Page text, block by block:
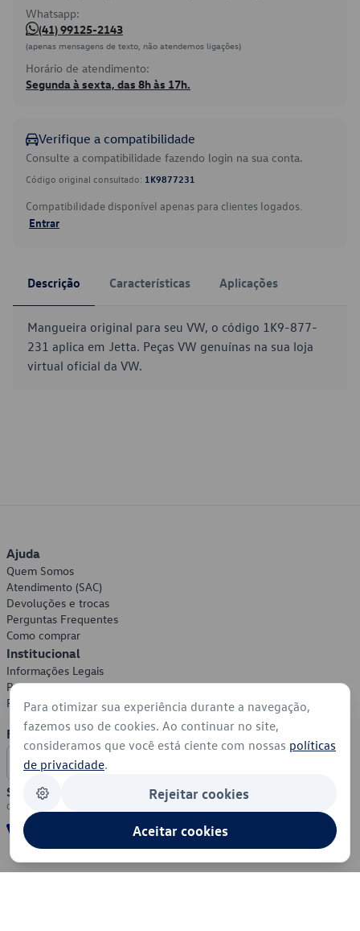
Whatsapp:
(41) 99125-2143
(apenas mensagens de texto, não atendemos ligações)
Horário de atendimento:
Segunda à sexta, das 8h às 17h.
Verifique a compatibilidade
Consulte a compatibilidade fazendo login na sua conta.
Código original consultado: 1K9877231
Compatibilidade disponível apenas para clientes logados.
Entrar
Descrição Características Aplicações
Mangueira original para seu VW, o código 1K9-877-
231 aplica em Jetta. Peças VW genuínas na sua loja
virtual oficial da VW.
Ajuda
Quem Somos
Atendimento (SAC)
Devoluções e trocas
Perguntas Frequentes
Como comprar
Institucional
Informações Legais
Política de Privacidade
Política de Cookies
Formas de Pagamento
Segurança
Para otimizar sua experiência durante a navegação,
fazemos uso de cookies. Ao continuar no site,
consideramos que você está ciente com nossas políticas
de privacidade.
Rejeitar cookies
Aceitar cookies